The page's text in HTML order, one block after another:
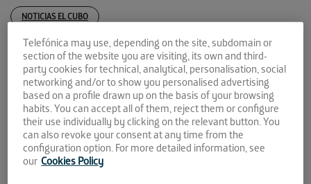
NOTICIAS EL CUBO
NOTICIAS LA FAROLA
NOTICIAS EL CABLE
NOTICIAS EL PATIO
NOTAS DE PRENSA
Telefónica may use, depending on the site, subdomain or
section of the website you are visiting, its own and third-
party cookies for technical, analytical, personalisation, social
networking and/or to show you personalised advertising
based on a profile drawn up on the basis of your browsing
habits. You can accept all of them, reject them or configure
their use individually by clicking on the relevant button. You
can also revoke your consent at any time from the
configuration option. For more detailed information, see
our Cookies Policy